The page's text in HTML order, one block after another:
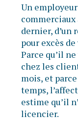
Un employeur
commerciaux
dernier, d’un
pour excès
Parce qu’il
chez les
mois, et
temps,
estime qu’il
licencier.